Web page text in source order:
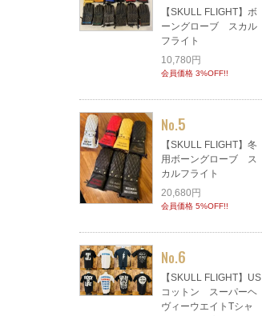
【SKULL FLIGHT】ボ
ーングローブ スカル
フライト
10,780円
会員価格 3%OFF!!
No.5
【SKULL FLIGHT】冬
用ボーングローブ ス
カルフライト
20,680円
会員価格 5%OFF!!
No.6
【SKULL FLIGHT】US
コットン スーパーヘ
ヴィーウエイトTシャ